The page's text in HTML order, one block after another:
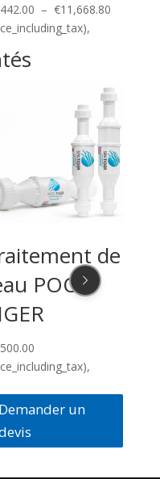
– €11,668.80Plage
de
POOL
Demander un